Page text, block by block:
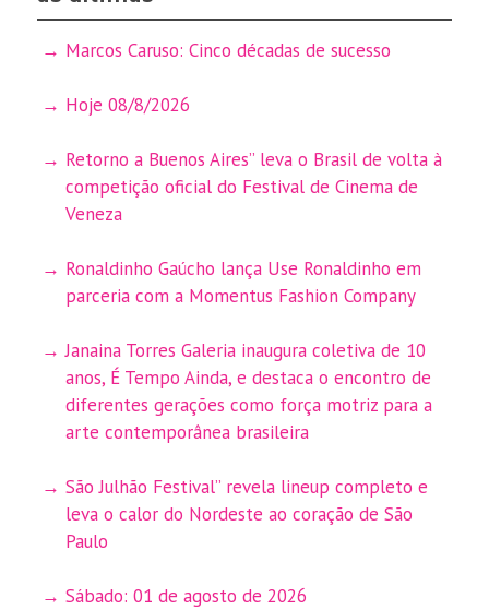
Marcos Caruso: Cinco décadas de sucesso
Hoje 08/8/2026
Retorno a Buenos Aires” leva o Brasil de volta à
competição oficial do Festival de Cinema de
Veneza
Ronaldinho Gaúcho lança Use Ronaldinho em
parceria com a Momentus Fashion Company
Janaina Torres Galeria inaugura coletiva de 10
anos, É Tempo Ainda, e destaca o encontro de
diferentes gerações como força motriz para a
arte contemporânea brasileira
São Julhão Festival” revela lineup completo e
leva o calor do Nordeste ao coração de São
Paulo
Sábado: 01 de agosto de 2026